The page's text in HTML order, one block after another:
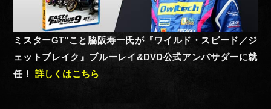
ミスターGT"こと脇阪寿一氏が『ワイルド・スピード／ジ
ェットブレイク』ブルーレイ&DVD公式アンバサダーに就
任！
詳しくはこちら